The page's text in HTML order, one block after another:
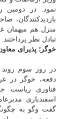
نمود. در دومین
بازدیدكنندگان،
منزل هم میهمان
تبادل نظر پرداختند.
خوگر؛ پذیرای
در روز سوم روند
دفعه، خوگر در
فناوری ریاست
اسفندیاری
گفت وگو به